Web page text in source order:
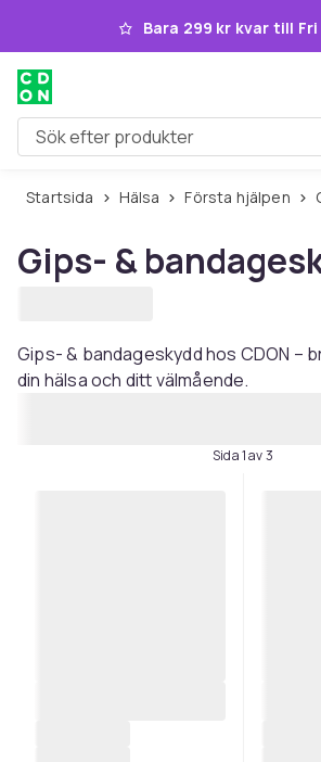
Hoppa till huvudinnehållet
Bara 299 kr kvar till
Sök efter produkter
Startsida Hälsa Första hjälpen
Gips- &
Gips- & bandageskydd hos CDON –
din hälsa och ditt välmående.
Sida 1 av 3